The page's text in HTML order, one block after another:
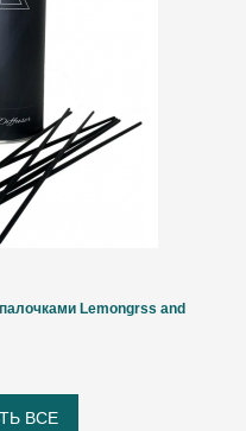
Lemongrss and
ВСЕ